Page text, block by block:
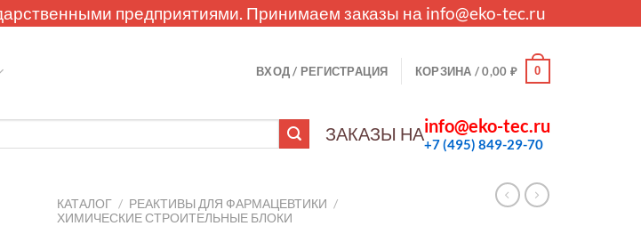
предприятиями. Принимаем заказы на info@eko-tec.ru
ВХОД / РЕГИСТРАЦИЯ КОРЗИНА /0,00 ₽ 0
ЗАКАЗЫ НАinfo@eko-tec.ru
+7 (495) 849-29-70
КАТАЛОГ / РЕАКТИВЫ ДЛЯ ФАРМАЦЕВТИКИ /
ХИМИЧЕСКИЕ СТРОИТЕЛЬНЫЕ БЛОКИ